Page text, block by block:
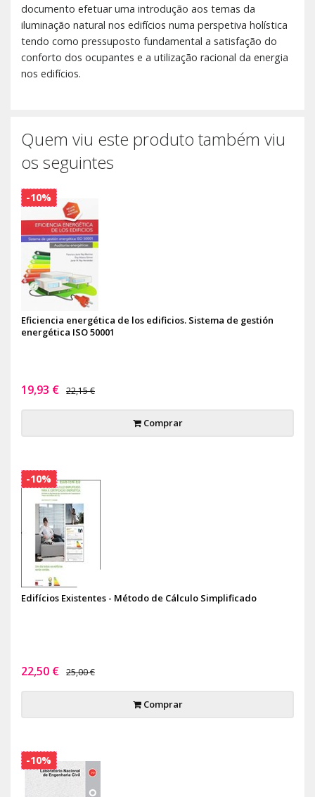
documento efetuar uma introdução aos temas da
iluminação natural nos edifícios numa perspetiva holística
tendo como pressuposto fundamental a satisfação do
conforto dos ocupantes e a utilização racional da energia
nos edifícios.
Quem viu este produto também viu
os seguintes
Eficiencia energética de los edificios. Sistema de gestión
energética ISO 50001
19,93 € 22,15 €
Comprar
-10%
Edifícios Existentes - Método de Cálculo Simplificado
22,50 € 25,00 €
Comprar
-10%
-10%